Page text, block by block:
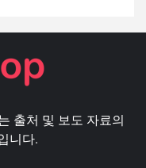
출처 및 보도 자료의
니다.